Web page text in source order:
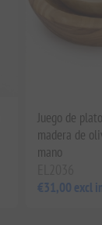
Juego de
madera de
mano
€31,00 excl